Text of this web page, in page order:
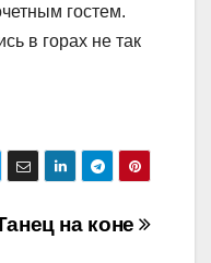
гостем.
в горах не так
на коне